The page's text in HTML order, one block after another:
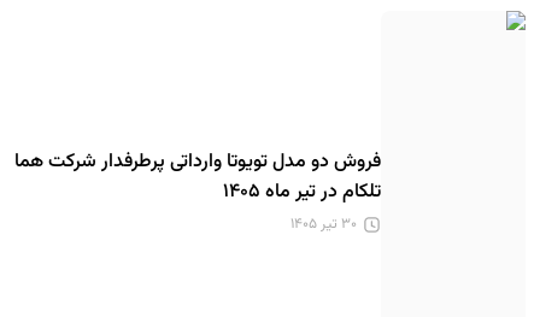
فروش دو مدل تویوتا وارداتی پرطرفدار شرکت هما
تلکام در تیر ماه ۱۴۰۵
۳۰ تیر ۱۴۰۵